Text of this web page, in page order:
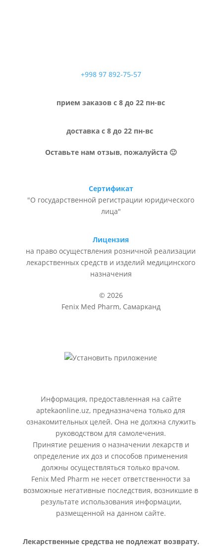
+998 97 892-75-57
прием заказов с 8 до 22 пн-вс
доставка с 8 до 22 пн-вс
Оставьте нам отзыв, пожалуйста 🙂
Сертификат
"О государственной регистрации юридического
лица"
Лицензия
на право осуществления розничной реализации
лекарственных средств и изделий медицинского
назначения
© 2026
Fenix Med Pharm, Самарканд
Информация, предоставленная на сайте
aptekaonline.uz, предназначена только для
ознакомительных целей. Она не должна служить
руководством для самолечения.
Принятие решения о назначении лекарств и
определение их доз и способов применения
должны осуществляться только врачом.
Fenix Med Pharm не несет ответственности за
возможные негативные последствия, возникшие в
результате использования информации,
размещенной на данном сайте.
Лекарственные средства не подлежат возврату.